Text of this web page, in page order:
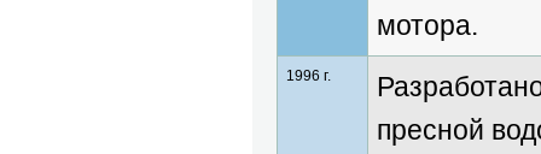
мотора.
1996 г.
пресной